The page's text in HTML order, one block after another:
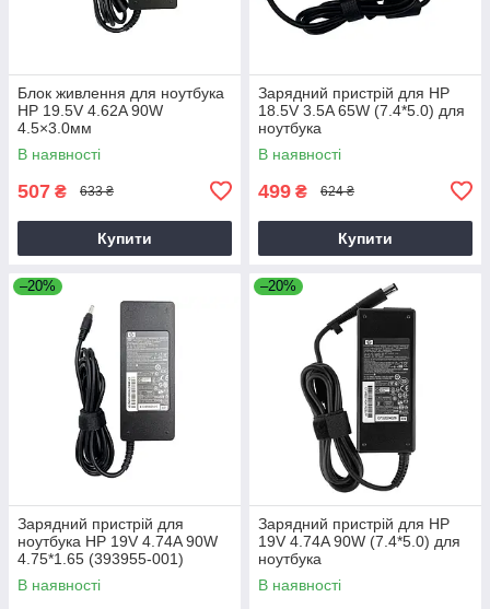
Блок живлення для ноутбука
HP 19.5V 4.62A 90W
4.5×3.0мм
В наявності
507 ₴ 633 ₴
Купити
Зарядний пристрій для HP
18.5V 3.5A 65W (7.4*5.0) для
ноутбука
В наявності
499 ₴ 624 ₴
Купити
–20%
Зарядний пристрій для
ноутбука HP 19V 4.74A 90W
4.75*1.65 (393955-001)
В наявності
–20%
Зарядний пристрій для HP
19V 4.74A 90W (7.4*5.0) для
ноутбука
В наявності